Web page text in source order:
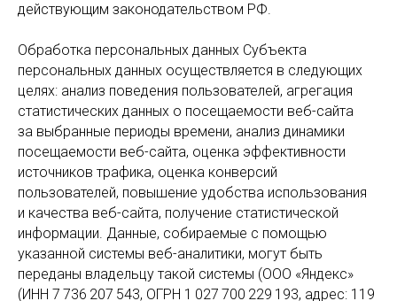
действующим законодательством РФ.
Обработка персональных данных Субъекта
персональных данных осуществляется в следующих
целях: анализ поведения пользователей, агрегация
статистических данных о посещаемости веб-сайта
за выбранные периоды времени, анализ динамики
посещаемости веб-сайта, оценка эффективности
источников трафика, оценка конверсий
пользователей, повышение удобства использования
и качества веб-сайта, получение статистической
информации. Данные, собираемые с помощью
указанной системы веб-аналитики, могут быть
переданы владельцу такой системы (ООО «Яндекс»
(ИНН 7 736 207 543, ОГРН 1 027 700 229 193, адрес: 119